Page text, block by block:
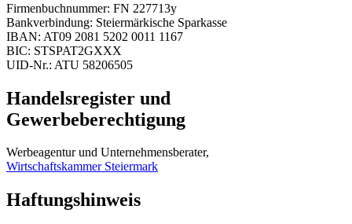
Firmenbuchnummer: FN 227713y
Bankverbindung: Steiermärkische Sparkasse
IBAN: AT09 2081 5202 0011 1167
BIC: STSPAT2GXXX
UID-Nr.: ATU 58206505
Handelsregister und
Gewerbeberechtigung
Werbeagentur und Unternehmensberater,
Wirtschaftskammer Steiermark
Haftungshinweis